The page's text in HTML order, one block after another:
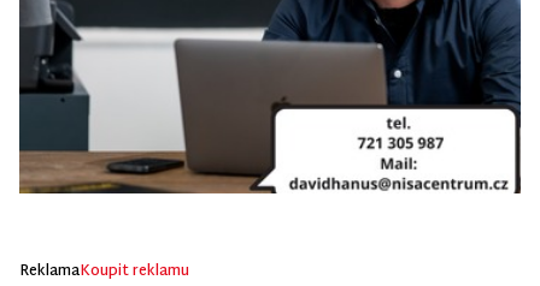
ReklamaKoupit reklamu